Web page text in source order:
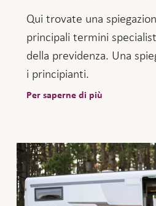
Qui trovate una
principali termini
della previdenza. Una
i principianti.
Per saperne di più